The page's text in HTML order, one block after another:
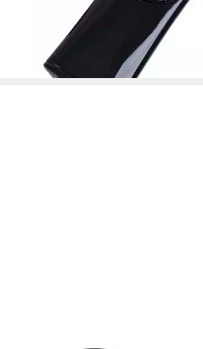
lieferbar - in 2-3 Werktagen bei dir